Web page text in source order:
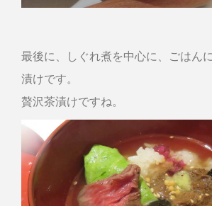
最後に、しぐれ煮を中心に、ごはん
漬けです。
贅沢茶漬けですね。